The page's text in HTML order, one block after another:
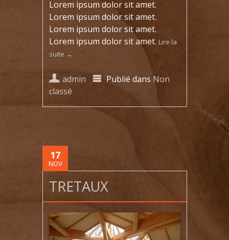
Lorem ipsum dolor sit amet.
Lorem ipsum dolor sit amet.
Lorem ipsum dolor sit amet.
Lorem ipsum dolor sit amet.Lire la
suite →
admin Publié dans Non
classé
17
NOV
TRETAUX